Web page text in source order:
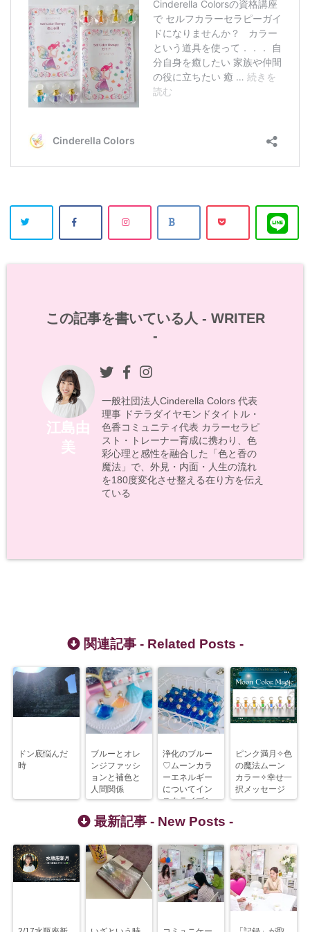
この記事を書いている人 - WRITER
-
江島由
美
一般社団法人Cinderella Colors 代表
理事 ドテラダイヤモンドタイトル・
色香コミュニティ代表 カラーセラピ
スト・トレーナー育成に携わり、色
彩心理と感性を融合した「色と香の
魔法」で、外見・内面・人生の流れ
を180度変化させ整える在り方を伝え
ている
関連記事 - Related Posts -
ドン底悩んだ
時
ブルーとオレ
ンジファッシ
ョンと補色と
人間関係
浄化のブルー
♡ムーンカラ
ーエネルギー
についてイン
スタライブシ
ピンク満月✧色
の魔法ムーン
カラー✧幸せ一
択メッセージ
最新記事 - New Posts -